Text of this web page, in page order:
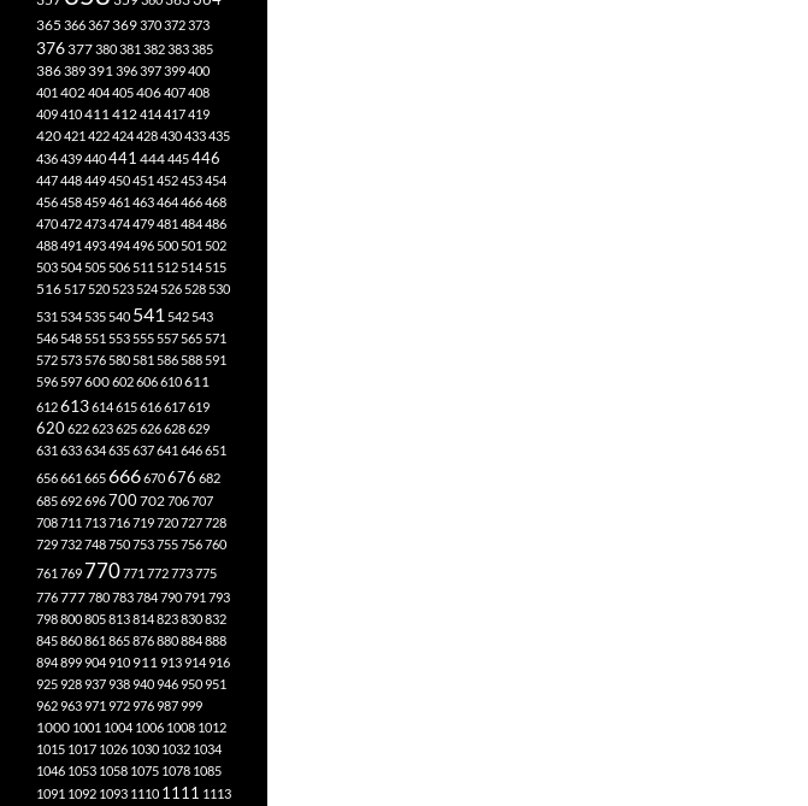
365 366367369370372373
376377380381 382383385
386389391396397399400
401 402404405406407408
409410411 412414417419
420421 422424428430433435
436439440441 444445446
447448449450451 452453454
456458459461 463464466468
470472473474479481 484486
488491 493494496 500 501 502
503 504 505 506 511 512 514 515
516 517 520 523 524 526 528 530
531 534 535 540 541 542 543
546 548 551 553 555 557 565 571
572 573 576 580 581 586 588 591
596 597600602606610611
612613614615616617619
620622623625626628629
631 633634635637641 646651
656661 665666670676 682
685692696700702706707
708711 713716719720727728
729732748750753755756760
761 769 770771 772773775
776777780783784790791 793
798800805813814823830832
845860861 865876880884888
894899904910 911 913914916
925928937938940946950951
962963971 972976987999
1000 1001 1004 1006 1008 1012
1015 1017 1026 1030 1032 1034
1046 1053 1058 1075 1078 1085
1091 1092 1093 1110 1111 1113